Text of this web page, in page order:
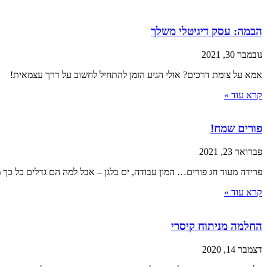
הבמה: עסק דיגיטלי משלך
נובמבר 30, 2021
אמא על צומת דרכים? אולי הגיע הזמן להתחיל לחשוב על דרך עצמאית!
קרא עוד »
פורים שמח!
פברואר 23, 2021
פרידה מעוד חג פורים… המון עבודה, ים בלגן – אבל למה הם גדלים כל
קרא עוד »
החלמה מניתוח קיסרי
דצמבר 14, 2020